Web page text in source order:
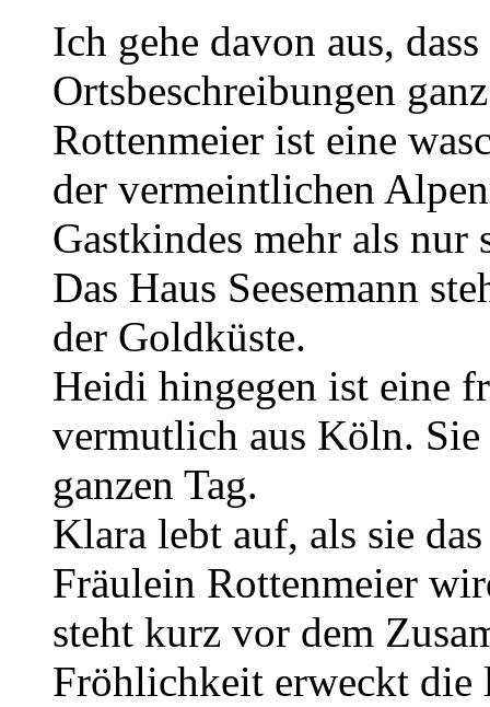
Ich gehe davon aus,
Ortsbeschreibungen
Rottenmeier ist eine
der vermeintlichen
Gastkindes mehr als nur
Das Haus Seesemann
der Goldküste.
Heidi hingegen ist eine
vermutlich aus Köln.
ganzen Tag.
Klara lebt auf, als sie
Fräulein Rottenmeier
steht kurz vor dem
Fröhlichkeit erweckt die